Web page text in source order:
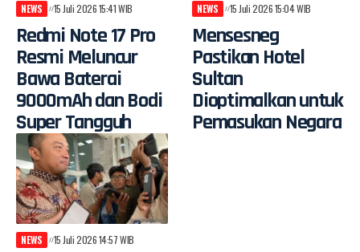
NEWS 15 Juli 2026 15:41 WIB
Redmi Note 17 Pro
Resmi Meluncur
Bawa Baterai
9000mAh dan Bodi
Super Tangguh
NEWS 15 Juli 2026 15:04 WIB
Mensesneg
Pastikan Hotel
Sultan
Dioptimalkan untuk
Pemasukan Negara
NEWS 15 Juli 2026 14:57 WIB